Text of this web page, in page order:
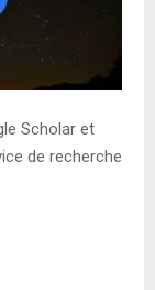
Scholar et
de recherche